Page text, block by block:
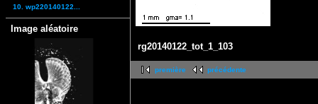
10. wp220140122...
Image aléatoire
rg20140122_tot_1_103
première précédente